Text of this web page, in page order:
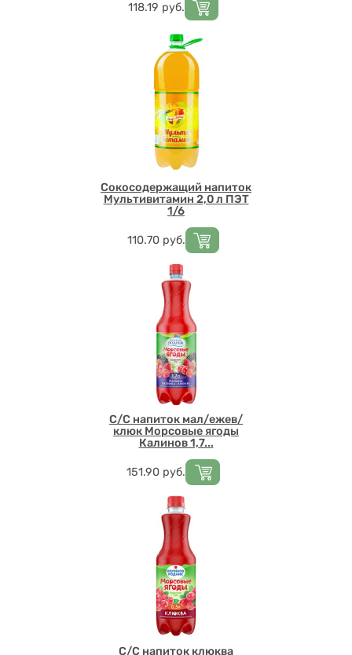
Цена
118.19 руб.
Сокосодержащий напиток
Мультивитамин 2,0 л ПЭТ
1/6
Цена
110.70 руб.
С/С напиток мал/ежев/
клюк Морсовые ягоды
Калинов 1,7...
Цена
151.90 руб.
С/С напиток клюква